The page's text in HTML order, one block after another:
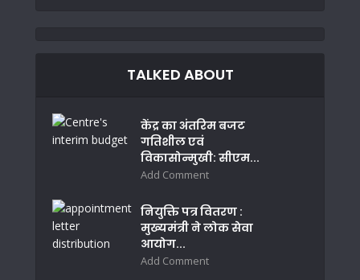
TALKED ABOUT
केंद्र का अंतरिम बजट
गतिशील एवं
विकासोन्मुखी: सीएम...
Add Comment
नियुक्ति पत्र वितरण :
मुख्यमंत्री ने लोक सेवा
आयोग...
Add Comment